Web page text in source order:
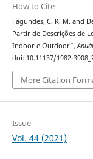
How to Cite
Fagundes, C. K. M. and
Partir de Descrições de
Indoor e Outdoor”,
doi: 10.11137/1982-
More Citation
Issue
Vol. 44 (2021)